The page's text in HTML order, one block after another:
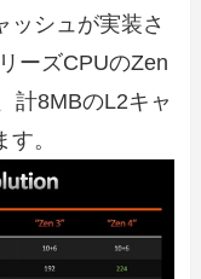
ッシュが実装さ
ーズCPUのZen
計8MBのL2キャ
。